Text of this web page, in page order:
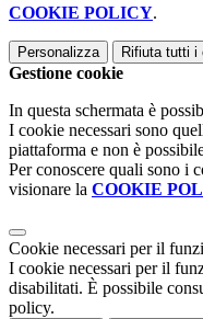
COOKIE POLICY.
Personalizza Rifiuta tutti i
Gestione cookie
In questa schermata è
I cookie necessari sono
piattaforma e non è
Per conoscere quali sono i
visionare la COOKIE
Cookie necessari per il
I cookie necessari per il
disabilitati. È possibile
policy.